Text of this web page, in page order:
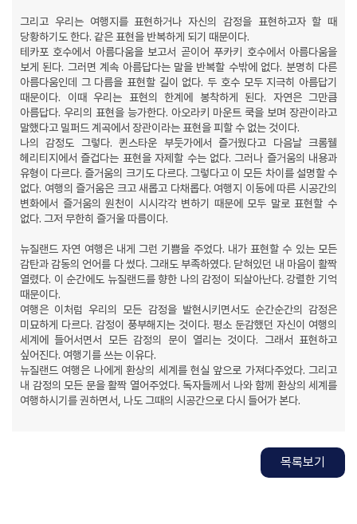
그리고 우리는 여행지를 표현하거나 자신의 감정을 표현하고자 할 때
당황하기도 한다. 같은 표현을 반복하게 되기 때문이다.
테카포 호수에서 아름다움을 보고서 곧이어 푸카키 호수에서 아름다움을
보게 된다. 그러면 계속 아름답다는 말을 반복할 수밖에 없다. 분명히 다른
아름다움인데 그 다름을 표현할 길이 없다. 두 호수 모두 지극히 아름답기
때문이다. 이때 우리는 표현의 한계에 봉착하게 된다. 자연은 그만큼
아름답다. 우리의 표현을 능가한다. 아오라키 마운트 쿡을 보며 장관이라고
말했다고 밀퍼드 계곡에서 장관이라는 표현을 피할 수 없는 것이다.
나의 감정도 그렇다. 퀸스타운 부둣가에서 즐거웠다고 다음날 크롬웰
헤리티지에서 즐겁다는 표현을 자제할 수는 없다. 그러나 즐거움의 내용과
유형이 다르다. 즐거움의 크기도 다르다. 그렇다고 이 모든 차이를 설명할 수
없다. 여행의 즐거움은 크고 새롭고 다채롭다. 여행지 이동에 따른 시공간의
변화에서 즐거움의 원천이 시시각각 변하기 때문에 모두 말로 표현할 수
없다. 그저 무한히 즐거울 따름이다.
뉴질랜드 자연 여행은 내게 그런 기쁨을 주었다. 내가 표현할 수 있는 모든
감탄과 감동의 언어를 다 썼다. 그래도 부족하였다. 닫혀있던 내 마음이 활짝
열렸다. 이 순간에도 뉴질랜드를 향한 나의 감정이 되살아난다. 강렬한 기억
때문이다.
여행은 이처럼 우리의 모든 감정을 발현시키면서도 순간순간의 감정은
미묘하게 다르다. 감정이 풍부해지는 것이다. 평소 둔감했던 자신이 여행의
세계에 들어서면서 모든 감정의 문이 열리는 것이다. 그래서 표현하고
싶어진다. 여행기를 쓰는 이유다.
뉴질랜드 여행은 나에게 환상의 세계를 현실 앞으로 가져다주었다. 그리고
내 감정의 모든 문을 활짝 열어주었다. 독자들께서 나와 함께 환상의 세계를
여행하시기를 권하면서, 나도 그때의 시공간으로 다시 들어가 본다.
목록보기